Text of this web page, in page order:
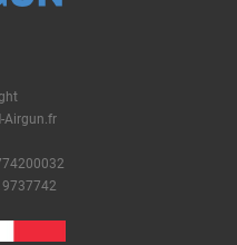
Airgun.fr